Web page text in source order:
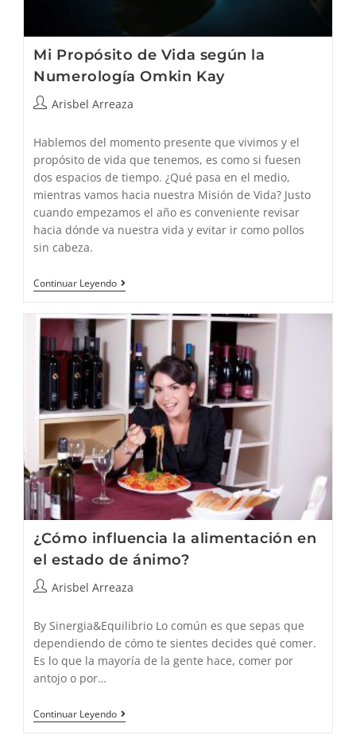
Mi Propósito de Vida según la
Numerología Omkin Kay
Autor
la
entrada:
Arisbel Arreaza
Hablemos del momento presente que vivimos y el
propósito de vida que tenemos, es como si fuesen
dos espacios de tiempo. ¿Qué pasa en el medio,
mientras vamos hacia nuestra Misión de Vida? Justo
cuando empezamos el año es conveniente revisar
hacia dónde va nuestra vida y evitar ir como pollos
sin cabeza.
Continuar LeyendoMi
Propósito
Vida
Según
Numerología
Omkin
Kay
¿Cómo influencia la alimentación en
el estado de ánimo?
Autor
la
entrada:
Arisbel Arreaza
By Sinergia&Equilibrio Lo común es que sepas que
dependiendo de cómo te sientes decides qué comer.
Es lo que la mayoría de la gente hace, comer por
antojo o por…
Continuar Leyendo¿Cómo
Influencia